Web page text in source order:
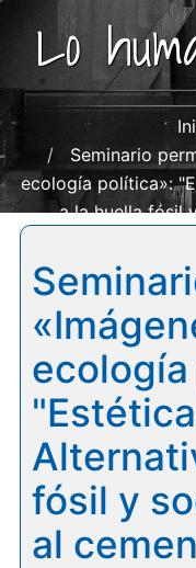
Lo
Seminario
ecología política»:
a la huella fósil
fósil y
al